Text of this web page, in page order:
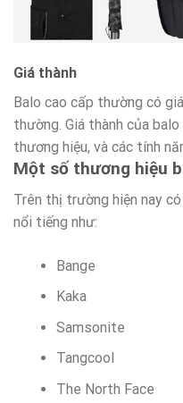
Giá thành
Balo cao cấp thường có
thường. Giá thành của
thương hiệu, và các tính
Một số thương hiệu
Trên thị trường hiện nay
nổi tiếng như:
Bange
Kaka
Samsonite
Tangcool
The North Face